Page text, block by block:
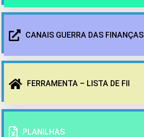
CANAIS GUERRA DAS FINANÇAS
FERRAMENTA – LISTA DE FII
PLANILHAS